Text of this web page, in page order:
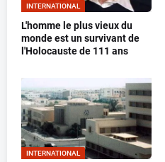
INTERNATIONAL
L'homme le plus vieux du
monde est un survivant de
l'Holocauste de 111 ans
INTERNATIONAL